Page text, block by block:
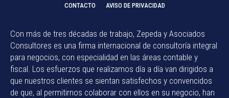
CONTACTO AVISO DE PRIVACIDAD
Con más de tres décadas de trabajo, Zepeda y Asociados
Consultores es una firma internacional de consultoría integral
para negocios, con especialidad en las áreas contable y
fiscal. Los esfuerzos que realizamos día a día van dirigidos a
que nuestros clientes se sientan satisfechos y convencidos
de que, al permitirnos colaborar con ellos en su negocio, han